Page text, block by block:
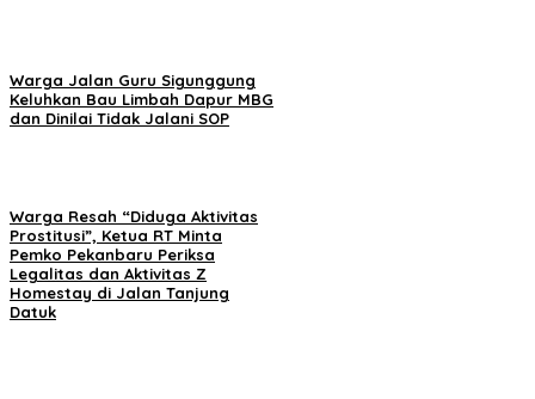
Warga Jalan Guru Sigunggung
Keluhkan Bau Limbah Dapur MBG
dan Dinilai Tidak Jalani SOP
Warga Resah “Diduga Aktivitas
Prostitusi”, Ketua RT Minta
Pemko Pekanbaru Periksa
Legalitas dan Aktivitas Z
Homestay di Jalan Tanjung
Datuk